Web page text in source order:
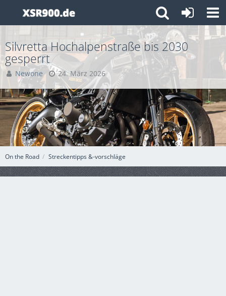
On the Road Streckentipps &-vorschläge
Silvretta Hochalpenstraße bis 2030
gesperrt
Newone 24. März 2026